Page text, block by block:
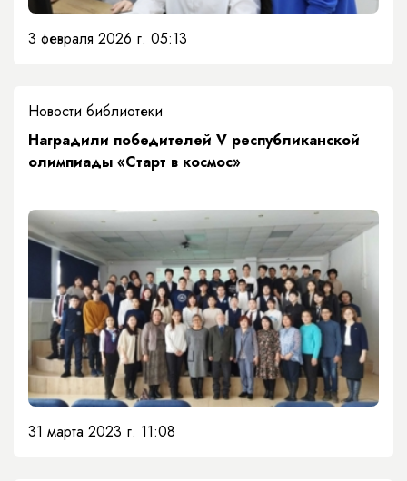
3 февраля 2026 г. 05:13
Новости библиотеки
​Наградили победителей V республиканской
олимпиады «Старт в космос»
31 марта 2023 г. 11:08